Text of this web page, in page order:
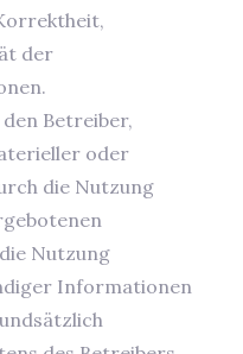
der
Betreiber,
oder
die Nutzung
Nutzung
Informationen